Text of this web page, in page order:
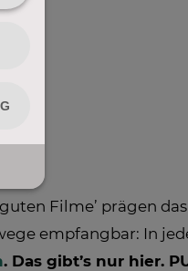
Filme’ prägen
empfangbar: In
. Das gibt’s nur hier.